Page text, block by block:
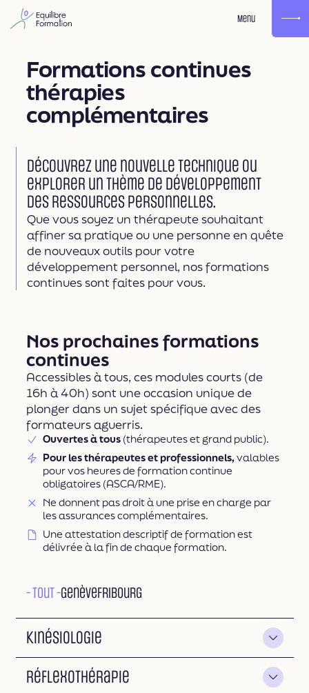
Menu
Formations continues
thérapies
complémentaires
Découvrez une nouvelle technique ou
explorer un thème de développement
des ressources personnelles.
Que vous soyez un thérapeute souhaitant
affiner sa pratique ou une personne en quête
de nouveaux outils pour votre
développement personnel, nos formations
continues sont faites pour vous.
Nos prochaines formations
continues
Accessibles à tous, ces modules courts (de
16h à 40h) sont une occasion unique de
plonger dans un sujet spécifique avec des
formateurs aguerris.
Ouvertes à tous (thérapeutes et grand public).
Pour les thérapeutes et professionnels,valables
pour vos heures de formation continue
obligatoires (ASCA/RME).
Ne donnent pas droit à une prise en charge par
les assurances complémentaires.
Une attestation descriptif de formation est
délivrée à la fin de chaque formation.
- Tout -GenèveFribourg
Kinésiologie
Réflexothérapie